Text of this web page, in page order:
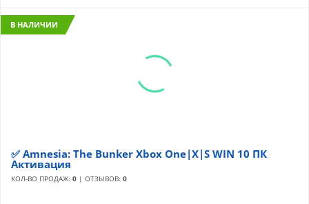
В НАЛИЧИИ
✅ Amnesia: The Bunker Xbox One|X|S WIN 10 ПК
Активация
КОЛ-ВО ПРОДАЖ: 0 | ОТЗЫВОВ: 0